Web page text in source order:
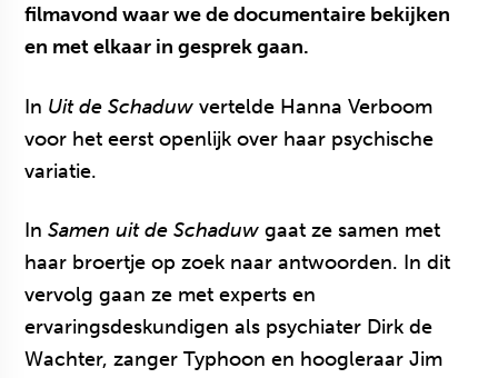
filmavond waar we de documentaire bekijken
en met elkaar in gesprek gaan.
In Uit de Schaduw vertelde Hanna Verboom
voor het eerst openlijk over haar psychische
variatie.
InSamen uit de Schaduw gaat ze samen met
haar broertje op zoek naar antwoorden. In dit
vervolg gaan ze met experts en
ervaringsdeskundigen als psychiater Dirk de
Wachter, zanger Typhoon en hoogleraar Jim